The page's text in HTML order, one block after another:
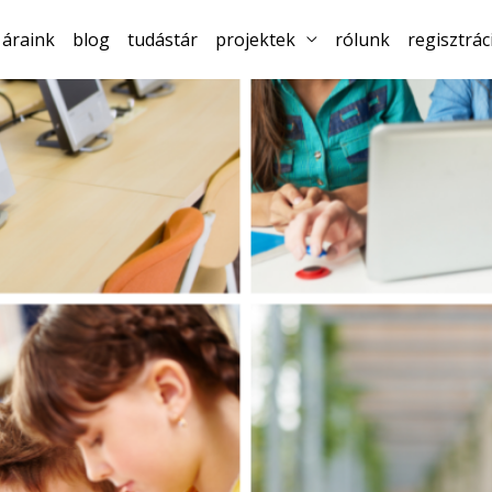
áraink blog tudástár projektek rólunk